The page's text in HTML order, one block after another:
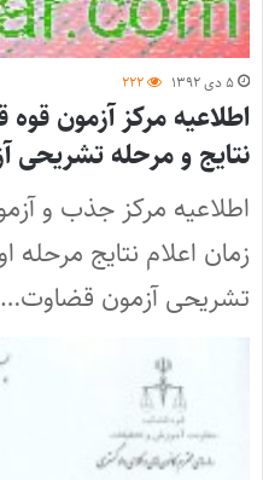
۵ دی ۱۳۹۲ ۲۲۲
اطلاعیه مرکز آزمون
نتایج و مرحله تشریحی
اطلاعیه مرکز جذب و
زمان اعلام نتایج مرحله
تشریحی آزمون قضاوت…